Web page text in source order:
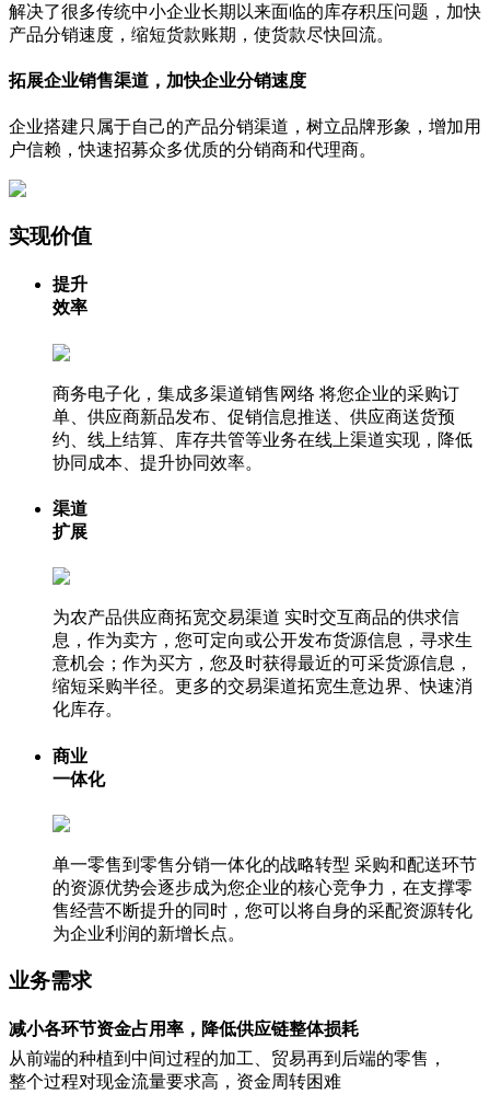
解决了很多传统中小企业长期以来面临的库存积压问题，加快
产品分销速度，缩短货款账期，使货款尽快回流。
拓展企业销售渠道，加快企业分销速度
企业搭建只属于自己的产品分销渠道，树立品牌形象，增加用
户信赖，快速招募众多优质的分销商和代理商。
实现价值
提升
效率
商务电子化，集成多渠道销售网络 将您企业的采购订
单、供应商新品发布、促销信息推送、供应商送货预
约、线上结算、库存共管等业务在线上渠道实现，降低
协同成本、提升协同效率。
渠道
扩展
为农产品供应商拓宽交易渠道 实时交互商品的供求信
息，作为卖方，您可定向或公开发布货源信息，寻求生
意机会；作为买方，您及时获得最近的可采货源信息，
缩短采购半径。更多的交易渠道拓宽生意边界、快速消
化库存。
商业
一体化
单一零售到零售分销一体化的战略转型 采购和配送环节
的资源优势会逐步成为您企业的核心竞争力，在支撑零
售经营不断提升的同时，您可以将自身的采配资源转化
为企业利润的新增长点。
业务需求
减小各环节资金占用率，降低供应链整体损耗
从前端的种植到中间过程的加工、贸易再到后端的零售，
整个过程对现金流量要求高，资金周转困难